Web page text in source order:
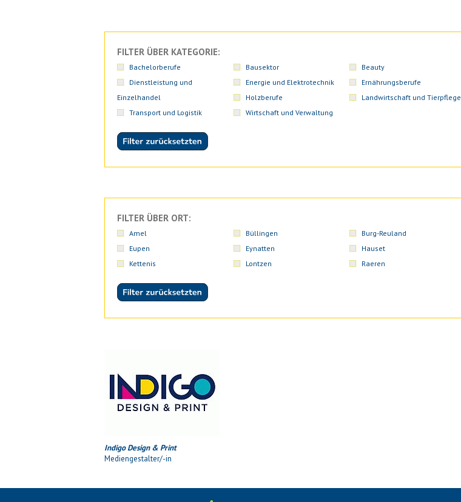
FILTER ÜBER KATEGORIE:
Bachelorberufe Bausektor Beauty
Dienstleistung und
Einzelhandel
Energie und Elektrotechnik Ernährungsberufe
Holzberufe
Landwirtschaft und Tierpflege
Transport und Logistik
Wirtschaft und Verwaltung
FILTER ÜBER ORT:
Amel Büllingen Burg-Reuland
Eupen
Eynatten Hauset
Kettenis
Lontzen Raeren
Indigo Design & Print
Mediengestalter/-in